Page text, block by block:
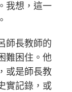
我想，這一
師長教師的
難困住。他
或是師長教
實記錄，或